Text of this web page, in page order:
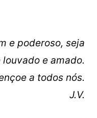
e poderoso, seja
e amado.
a todos nós.
J.V.